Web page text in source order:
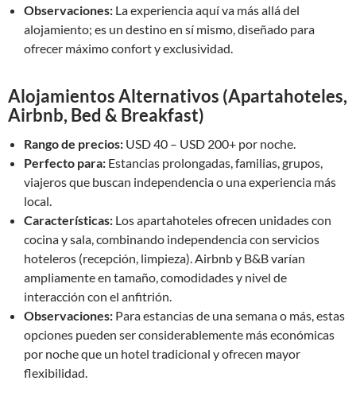
Observaciones: La experiencia aquí va más allá del
alojamiento; es un destino en sí mismo, diseñado para
ofrecer máximo confort y exclusividad.
Alojamientos Alternativos (Apartahoteles,
Airbnb, Bed & Breakfast)
Rango de precios: USD 40 – USD 200+ por noche.
Perfecto para: Estancias prolongadas, familias, grupos,
viajeros que buscan independencia o una experiencia más
local.
Características: Los apartahoteles ofrecen unidades con
cocina y sala, combinando independencia con servicios
hoteleros (recepción, limpieza). Airbnb y B&B varían
ampliamente en tamaño, comodidades y nivel de
interacción con el anfitrión.
Observaciones: Para estancias de una semana o más, estas
opciones pueden ser considerablemente más económicas
por noche que un hotel tradicional y ofrecen mayor
flexibilidad.